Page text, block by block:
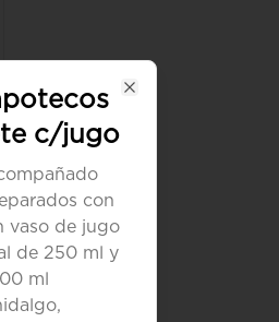
c/jugo
con
vaso de jugo
de 250 ml y
ml